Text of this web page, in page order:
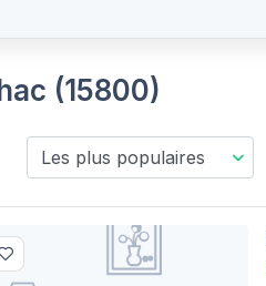
(15800)